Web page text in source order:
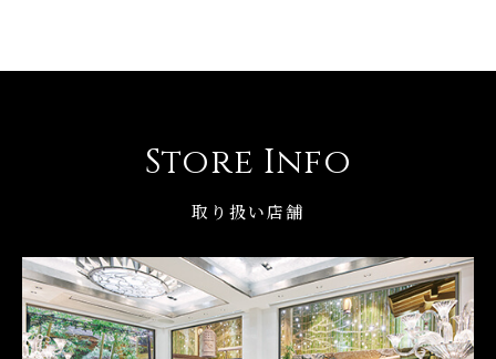
Store Info
取り扱い店舗